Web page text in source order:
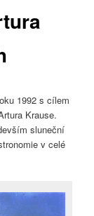
1992 s cílem
Krause.
sluneční
v celé